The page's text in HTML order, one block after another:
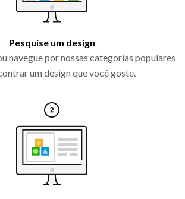
Pesquise um design
navegue por nossas categorias populares
um design que você goste.